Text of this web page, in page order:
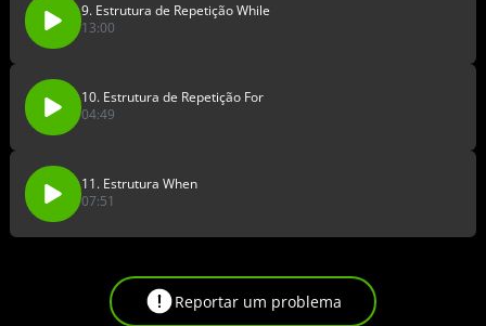
9. Estrutura de Repetição While
13:00
10. Estrutura de Repetição For
04:49
11. Estrutura When
07:51
Reportar um problema